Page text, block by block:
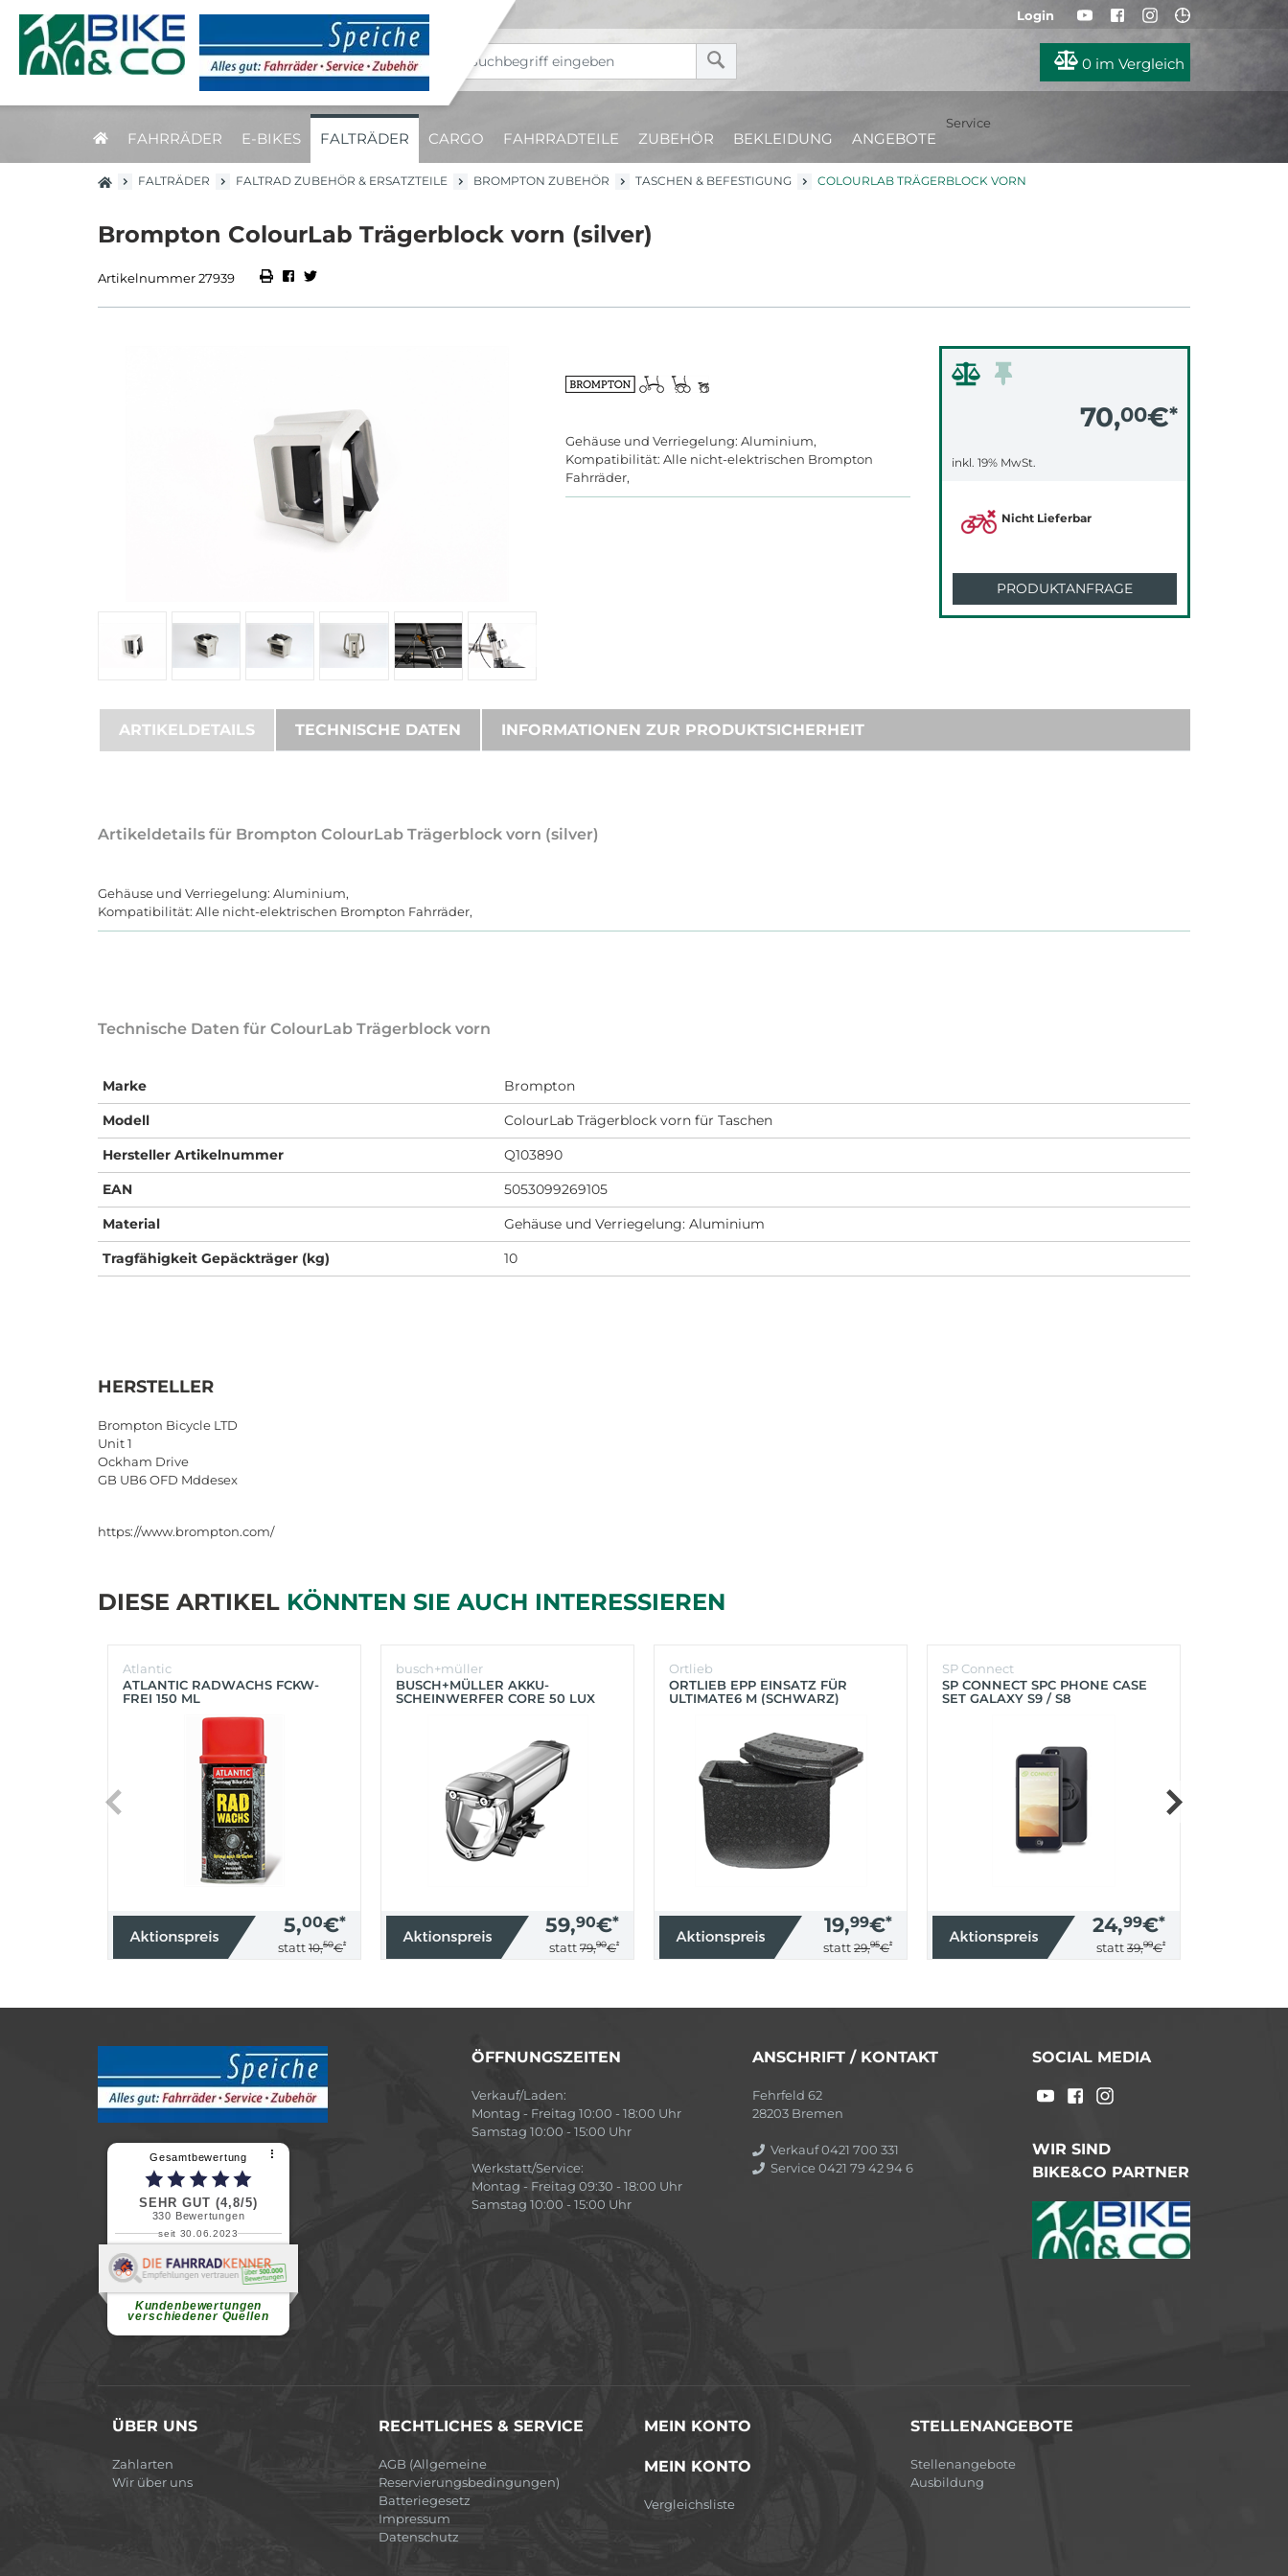
Login
0 im Vergleich
FAHRRÄDER E-BIKES FALTRÄDER CARGO FAHRRADTEILE ZUBEHÖR BEKLEIDUNG ANGEBOTE
Service
FALTRÄDER FALTRAD ZUBEHÖR & ERSATZTEILE BROMPTON ZUBEHÖR TASCHEN & BEFESTIGUNG COLOURLAB TRÄGERBLOCK VORN
Brompton ColourLab Trägerblock vorn (silver)
Artikelnummer 27939
70,00€*
inkl. 19% MwSt.
Nicht Lieferbar
PRODUKTANFRAGE
Gehäuse und Verriegelung: Aluminium,
Kompatibilität: Alle nicht-elektrischen Brompton
Fahrräder,
ARTIKELDETAILS TECHNISCHE DATEN INFORMATIONEN ZUR PRODUKTSICHERHEIT
Artikeldetails für Brompton ColourLab Trägerblock vorn (silver)
Gehäuse und Verriegelung: Aluminium,
Kompatibilität: Alle nicht-elektrischen Brompton Fahrräder,
Technische Daten für ColourLab Trägerblock vorn
Marke
Brompton
Modell
ColourLab Trägerblock vorn für Taschen
Hersteller Artikelnummer
Q103890
EAN
5053099269105
Material
Gehäuse und Verriegelung: Aluminium
Tragfähigkeit Gepäckträger (kg)
10
HERSTELLER
Brompton Bicycle LTD
Unit 1
Ockham Drive
GB UB6 OFD Mddesex
https://www.brompton.com/
DIESE ARTIKEL KÖNNTEN SIE AUCH INTERESSIEREN
Atlantic
ATLANTIC RADWACHS FCKW-
FREI 150 ML
5,00€*
statt 10,50€*
busch+müller
BUSCH+MÜLLER AKKU-
SCHEINWERFER CORE 50 LUX
59,90€*
statt 79,90€*
Ortlieb
ORTLIEB EPP EINSATZ FÜR
ULTIMATE6 M (SCHWARZ)
19,99€*
statt 29,95€*
SP Connect
SP CONNECT SPC PHONE CASE
SET GALAXY S9 / S8
24,99€*
statt 39,99€*
Gesamtbewertung ⠇
SEHR GUT (4,8/5)
330 Bewertungen
seit 30.06.2023
Kundenbewertungen
verschiedener Quellen
Renate H.
Vielen Dank für ein herzliches
ÖFFNUNGSZEITEN
Verkauf/Laden:
Montag - Freitag 10:00 - 18:00 Uhr
Samstag 10:00 - 15:00 Uhr
Werkstatt/Service:
Montag - Freitag 09:30 - 18:00 Uhr
Samstag 10:00 - 15:00 Uhr
ANSCHRIFT / KONTAKT
Fehrfeld 62
28203 Bremen
Verkauf 0421 700 331
Service 0421 79 42 94 6
SOCIAL MEDIA
WIR SIND
BIKE&CO PARTNER
ÜBER UNS
Zahlarten
Wir über uns
RECHTLICHES & SERVICE
AGB (Allgemeine
Reservierungsbedingungen)
Batteriegesetz
Impressum
Datenschutz
MEIN KONTO
MEIN KONTO
Vergleichsliste
STELLENANGEBOTE
Stellenangebote
Ausbildung